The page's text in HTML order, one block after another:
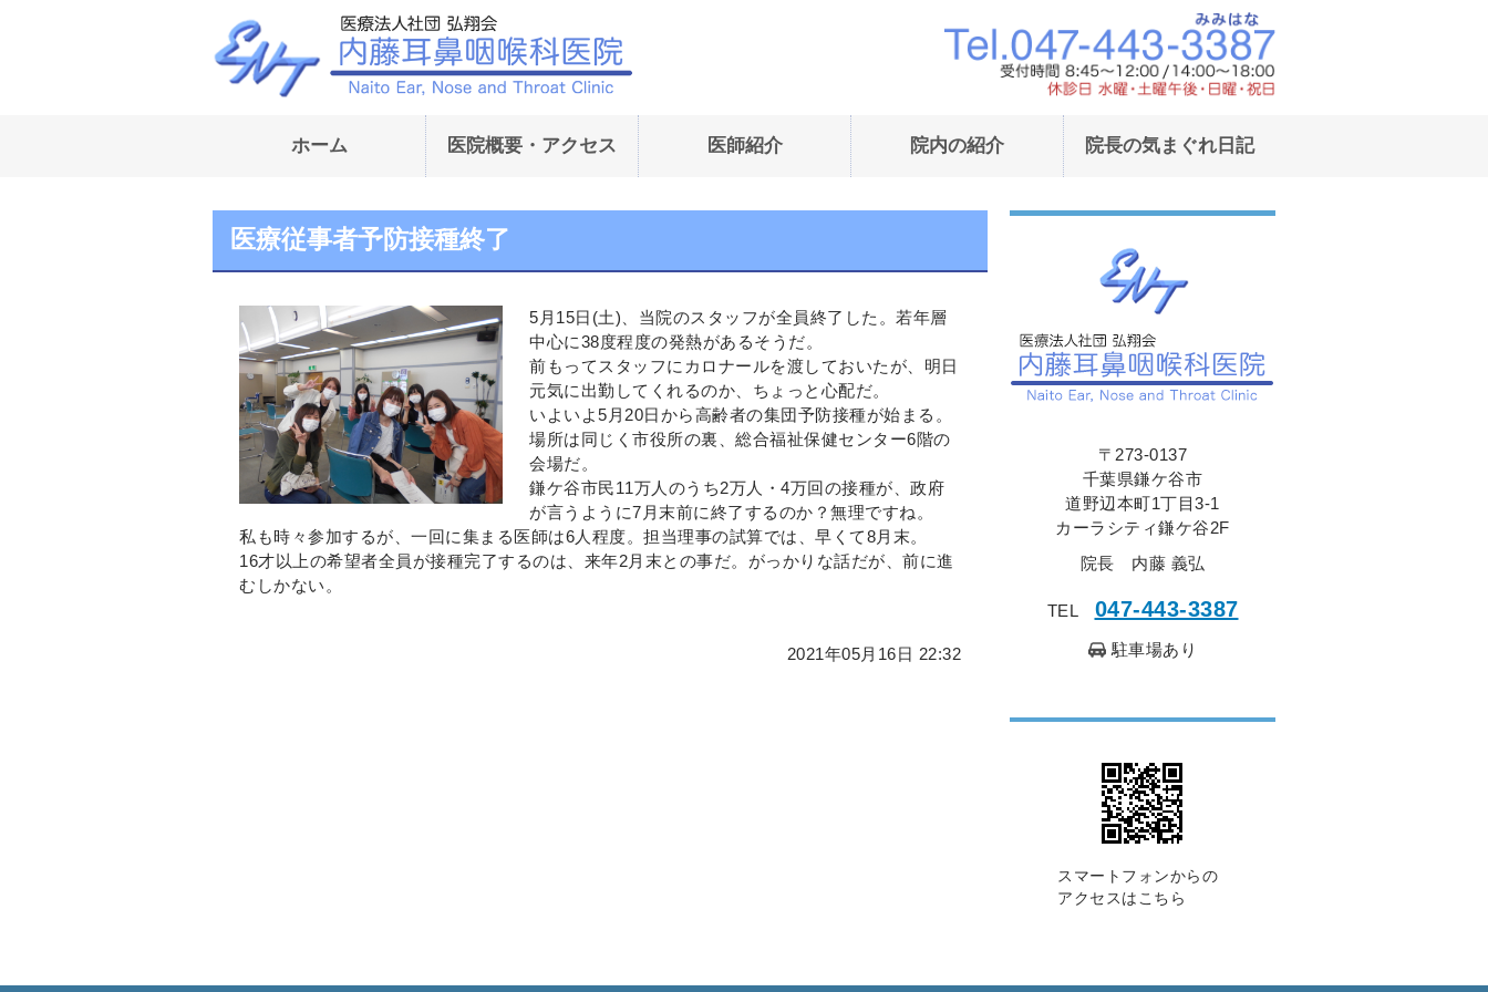
内藤耳鼻咽喉科医院｜東武野田線鎌ヶ谷駅東口より徒歩1
ホーム 医院概要・アクセス 医師紹介 院内の紹介 院長の気まぐれ日記
医療従事者予防接種終了
5月15日(土)、当院のスタッフが全員終了した。若年層
中心に38度程度の発熱があるそうだ。
前もってスタッフにカロナールを渡しておいたが、明日
元気に出勤してくれるのか、ちょっと心配だ。
いよいよ5月20日から高齢者の集団予防接種が始まる。
場所は同じく市役所の裏、総合福祉保健センター6階の
会場だ。
鎌ケ谷市民11万人のうち2万人・4万回の接種が、政府
が言うように7月末前に終了するのか？無理ですね。
私も時々参加するが、一回に集まる医師は6人程度。担当理事の試算では、早くて8月末。
16才以上の希望者全員が接種完了するのは、来年2月末との事だ。がっかりな話だが、前に進
むしかない。
2021年05月16日 22:32
〒273-0137
千葉県鎌ケ谷市
道野辺本町1丁目3-1
カーラシティ鎌ケ谷2F
院長 内藤 義弘
TEL 047-443-3387
駐車場あり
スマートフォンからの
アクセスはこちら